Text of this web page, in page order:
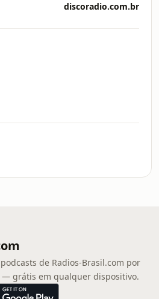
discoradio.com.br
de Radios-Brasil.com por
grátis em qualquer dispositivo.